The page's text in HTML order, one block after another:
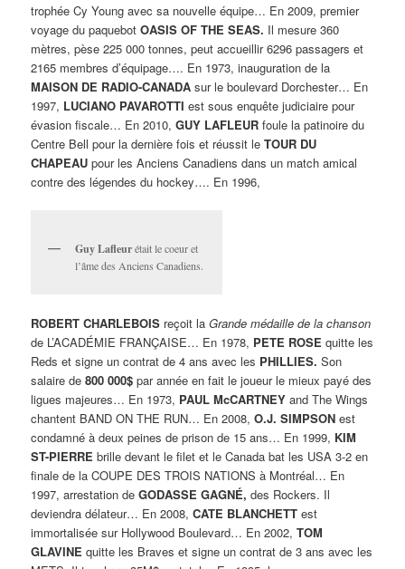
trophée Cy Young avec sa nouvelle équipe… En 2009, premier
voyage du paquebotOASIS OF THE SEAS. Il mesure 360
mètres, pèse 225 000 tonnes, peut accueillir 6296 passagers et
2165 membres d’équipage…. En 1973, inauguration de la
MAISON DE RADIO-CANADA sur le boulevard Dorchester… En
1997, LUCIANO PAVAROTTI est sous enquête judiciaire pour
évasion fiscale… En 2010,GUY LAFLEUR foule la patinoire du
Centre Bell pour la dernière fois et réussit leTOUR DU
CHAPEAU pour les Anciens Canadiens dans un match amical
contre des légendes du hockey…. En 1996,
Guy Lafleurétait le coeur et
l’âme des Anciens Canadiens.
ROBERT CHARLEBOIS reçoit laGrande médaille de la chanson
de L’ACADÉMIE FRANÇAISE… En 1978, PETE ROSE quitte les
Reds et signe un contrat de 4 ans avec les PHILLIES. Son
salaire de800 000$ par année en fait le joueur le mieux payé des
ligues majeures… En 1973, PAUL McCARTNEY and The Wings
chantent BAND ON THE RUN… En 2008,O.J. SIMPSON est
condamné à deux peines de prison de 15 ans… En 1999, KIM
ST-PIERRE brille devant le filet et le Canada bat les USA 3-2 en
finale de la COUPE DES TROIS NATIONS à Montréal… En
1997, arrestation deGODASSE GAGNÉ, des Rockers. Il
deviendra délateur… En 2008,CATE BLANCHETT est
immortalisée sur Hollywood Boulevard… En 2002,TOM
GLAVINE quitte les Braves et signe un contrat de 3 ans avec les